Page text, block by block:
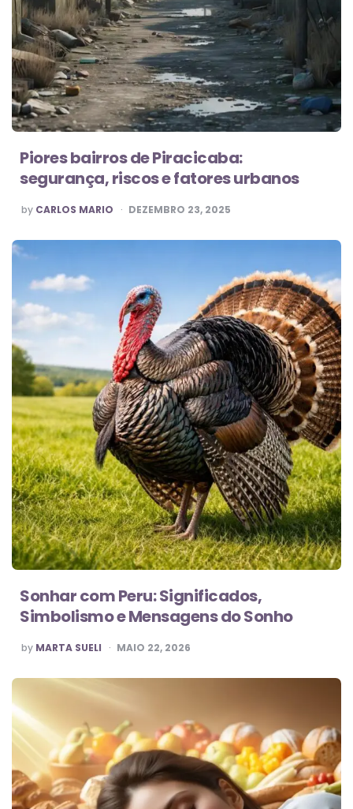
Piores bairros de Piracicaba:
segurança, riscos e fatores urbanos
POSTED
BY
by CARLOS MARIO DEZEMBRO 23, 2025
Sonhar com Peru: Significados,
Simbolismo e Mensagens do Sonho
POSTED
BY
by MARTA SUELI MAIO 22, 2026